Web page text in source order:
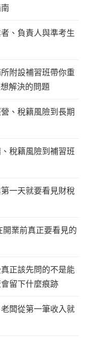
、負責人與準考生
附設補習班帶你重
解決的問題
、稅籍風險到長期
稅籍風險到補習班
一天就要看見財稅
業前真正要看見的
正該先問的不是能
留下什麼痕跡
闆從第一筆收入就